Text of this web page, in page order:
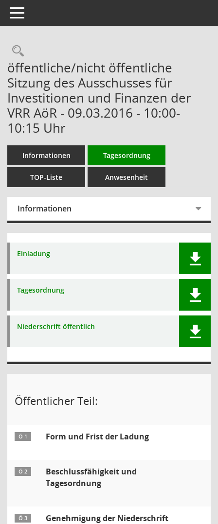
Toggle navigation
Rechercheauswahl
öffentliche/nicht öffentliche
Sitzung des Ausschusses für
Investitionen und Finanzen der
VRR AöR - 09.03.2016 - 10:00-
10:15 Uhr
Informationen Tagesordnung
TOP-Liste Anwesenheit
Informationen
Einladung
Tagesordnung
Niederschrift öffentlich
Öffentlicher Teil:
Ö 1 Form und Frist der Ladung
Ö 2
Beschlussfähigkeit und
Tagesordnung
Ö 3
Genehmigung der Niederschrift